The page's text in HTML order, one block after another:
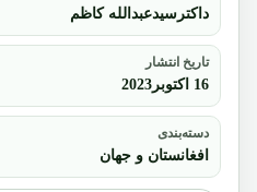
داکترسیدعبدالله کاظم
تاریخ انتشار
16 اکتوبر2023
دسته‌بندی
افغانستان و جهان